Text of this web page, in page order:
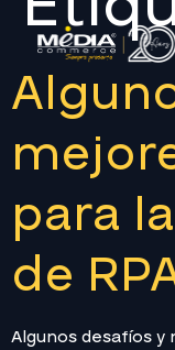
para
de
Algunos desafíos